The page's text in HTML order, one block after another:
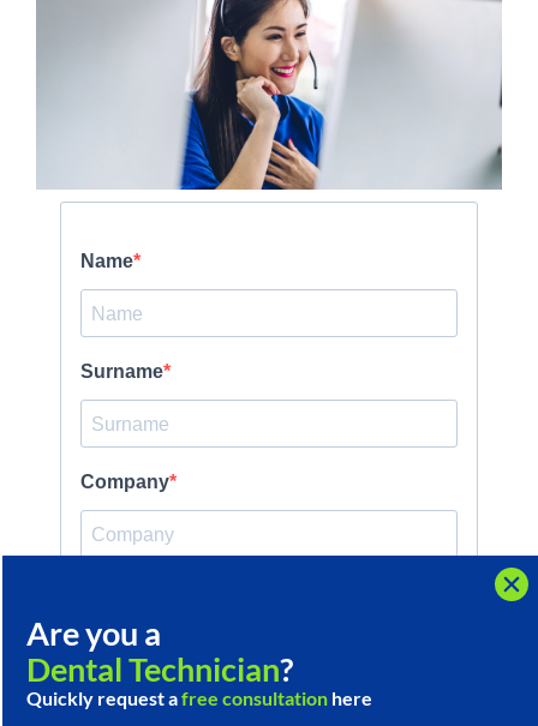
Are you a
Dental Technician?
Quickly request afree consultation here
Are you a
Dental Technician?
Quickly request afree consultation here